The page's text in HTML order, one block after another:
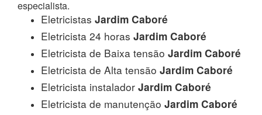
especialista.
Eletricistas Jardim Caboré
Eletricista 24 horas Jardim Caboré
Eletricista de Baixa tensão Jardim Caboré
Eletricista de Alta tensão Jardim Caboré
Eletricista instalador Jardim Caboré
Eletricista de manutenção Jardim Caboré